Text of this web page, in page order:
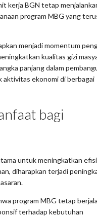
kerja BGN tetap
program MBG yang
menjadi momentum
kualitas gizi
panjang dalam
aktivitas ekonomi di berbagai
bagi
untuk meningkatkan
diharapkan terjadi
program MBG tetap
terhadap kebutuhan